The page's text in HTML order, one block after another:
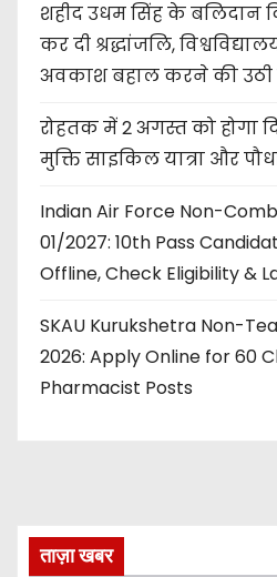
शहीद उधम सिंह के बलिदान
कर दी श्रद्धांजलि,
अवकाश बहाल करने की उठी
रोहतक में 2 अगस्त को होगा
मुक्ति साइकिल यात्रा और
Indian Air Force Non-
01/2027: 10th Pass
Offline, Check Eligibility &
SKAU Kurukshetra Non-
2026: Apply Online for 60
Pharmacist Posts
ताज़ा खबर